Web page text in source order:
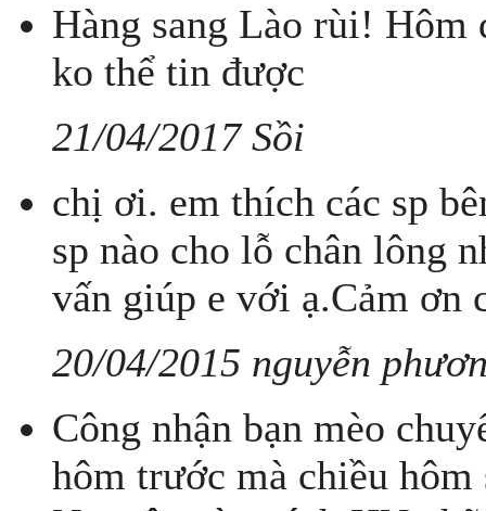
Hàng sang Lào rùi! Hôm
ko thể tin được
21/04/2017 Sồi
chị ơi. em thích các sp
sp nào cho lỗ chân lông
vấn giúp e với ạ.Cảm ơn
20/04/2015 nguyễn
Công nhận bạn mèo
hôm trước mà chiều hôm